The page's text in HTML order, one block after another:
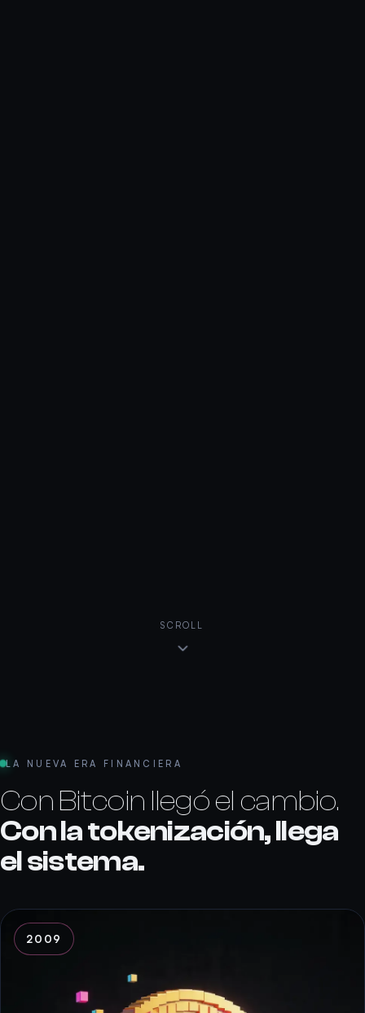
SCROLL
LA NUEVA ERA FINANCIERA
Con Bitcoin llegó el cambio.
Con la tokenización, llega
el sistema.
2009